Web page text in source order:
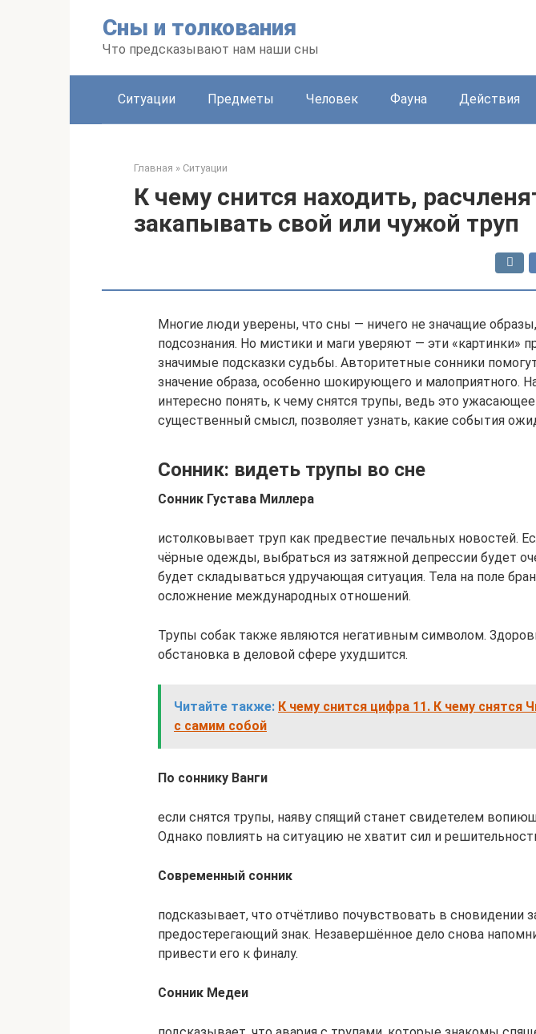
Сны и толкования
Что предсказывают нам наши сны
Ситуации Предметы Человек Фауна Действия
Главная » Ситуации
К чему снится находить,
закапывать свой или чужой труп
Многие люди уверены, что сны — ничего не значащие
подсознания. Но мистики и маги уверяют — эти «картинки»
значимые подсказки судьбы. Авторитетные сонники
значение образа, особенно шокирующего и малоприятного.
интересно понять, к чему снятся трупы, ведь это
существенный смысл, позволяет узнать, какие события
Сонник: видеть трупы во сне
Сонник Густава Миллера
истолковывает труп как предвестие печальных новостей.
чёрные одежды, выбраться из затяжной депрессии будет
будет складываться удручающая ситуация. Тела на поле
осложнение международных отношений.
Трупы собак также являются негативным символом.
обстановка в деловой сфере ухудшится.
Читайте также: К чему снится цифра 11. К чему снятся
с самим собой
По соннику Ванги
если снятся трупы, наяву спящий станет свидетелем
Однако повлиять на ситуацию не хватит сил и
Современный сонник
подсказывает, что отчётливо почувствовать в сновидении
предостерегающий знак. Незавершённое дело снова
привести его к финалу.
Сонник Медеи